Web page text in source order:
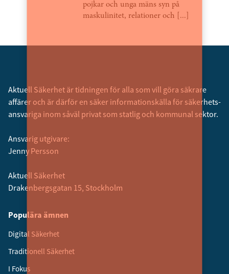
pojkar och unga mäns syn på
maskulinitet, relationer och [...]
Aktuell Säkerhet är tidningen för alla som vill göra säkrare
affärer och är därför en säker informationskälla för säkerhets­
ansvariga inom såväl privat som statlig och kommunal sektor.
Ansvarig utgivare:
Jenny Persson
Aktuell Säkerhet
Drakenbergsgatan 15, Stockholm
Populära ämnen
Digital Säkerhet
Traditionell Säkerhet
I Fokus